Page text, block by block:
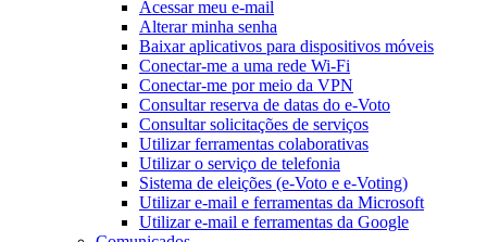
Acessar meu e-mail
Alterar minha senha
Baixar aplicativos para dispositivos móveis
Conectar-me a uma rede Wi-Fi
Conectar-me por meio da VPN
Consultar reserva de datas do e-Voto
Consultar solicitações de serviços
Utilizar ferramentas colaborativas
Utilizar o serviço de telefonia
Sistema de eleições (e-Voto e e-Voting)
Utilizar e-mail e ferramentas da Microsoft
Utilizar e-mail e ferramentas da Google